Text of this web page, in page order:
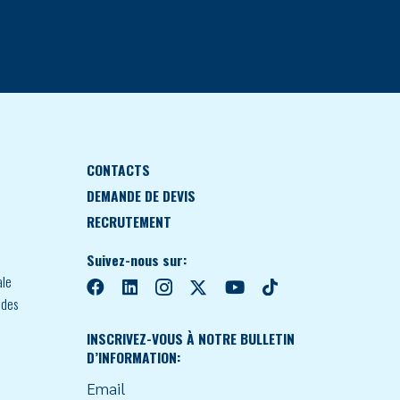
CONTACTS
DEMANDE DE DEVIS
RECRUTEMENT
Suivez-nous sur:
INSCRIVEZ-VOUS À NOTRE BULLETIN
D’INFORMATION:
Email